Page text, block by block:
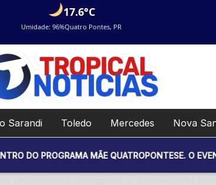
17.6°C
Umidade: 96%Quatro Pontes, PR
Sarandi Toledo Mercedes Nova
MÃE QUATROPONTESE. O EVENTO SERÁ